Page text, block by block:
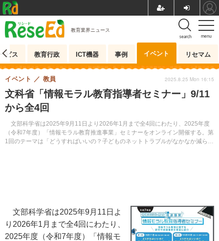
menu
search
教育業界ニュース
ビス 教育行政 ICT機器 事例 イベント リセマム
文科省「情報モラル教育指導者セミナー」9/11
から全4回
文部科学省は2025年9月11日より2026年1月まで全4回にわたり、2025年度
（令和7年度）「情報モラル教育推進事業」セミナーをオンライン開催する。第
1回のテーマは「どうすればいいの？子どものネットトラブルがなかなか減らな
イベント 教員 2025.8.25 Mon 16:15
文部科学省は2025年9月11日よ
り2026年1月まで全4回にわたり、
2025年度（令和7年度）「情報モ